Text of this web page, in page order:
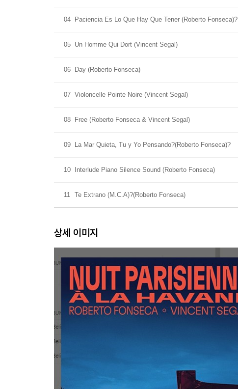
04 Paciencia Es Lo Que Hay Que Tener (Roberto Fonseca)?
05 Un Homme Qui Dort (Vincent Segal)
06 Day (Roberto Fonseca)
07 Violoncelle Pointe Noire (Vincent Segal)
08 Free (Roberto Fonseca & Vincent Segal)
09 La Mar Quieta, Tu y Yo Pensando?(Roberto Fonseca)?
10 Interlude Piano Silence Sound (Roberto Fonseca)
11 Te Extrano (M.C.A)?(Roberto Fonseca)
상세 이미지